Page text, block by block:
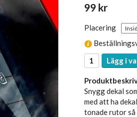
99 kr
Placering
Lägg i
Snygg dekal
med att ha
tonade rutor så